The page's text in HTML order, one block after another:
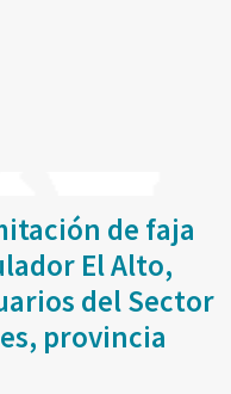
de faja
El Alto,
del Sector
provincia